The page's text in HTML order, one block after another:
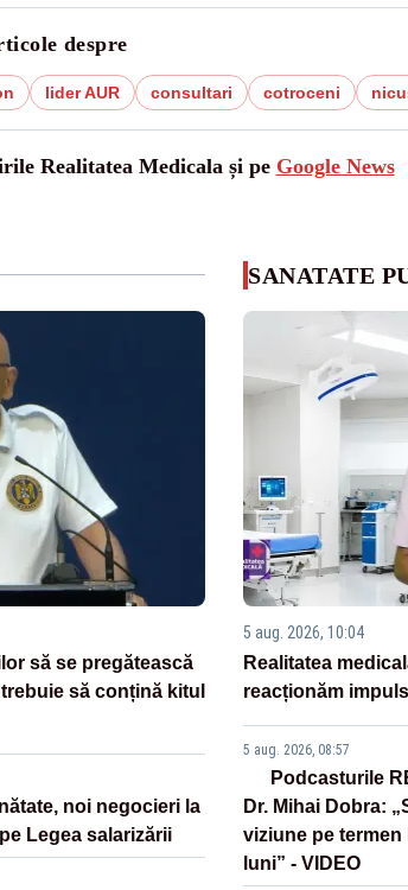
despre
lider AUR consultari cotroceni
Realitatea Medicala și pe Google News
să se pregătească
să conțină kitul
noi negocieri la
Legea salarizării
SANATATE
5 aug. 2026, 10:04
Realitatea
reacționăm
5 aug. 2026, 08:57
Podcasturile
Dr. Mihai Dobra:
viziune pe
luni” - VIDEO